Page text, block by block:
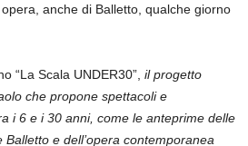
anche di Balletto, qualche giorno
“La Scala UNDER30”, il progetto
che propone spettacoli e
i 6 e i 30 anni, come le anteprime delle
e dell’opera contemporanea